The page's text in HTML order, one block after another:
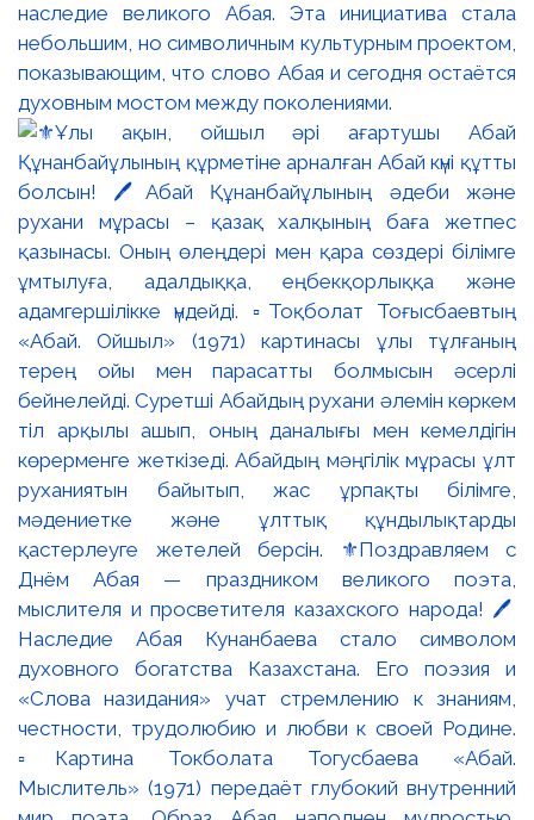
наследие великого Абая. Эта инициатива стала
небольшим, но символичным культурным проектом,
показывающим, что слово Абая и сегодня остаётся
духовным мостом между поколениями.